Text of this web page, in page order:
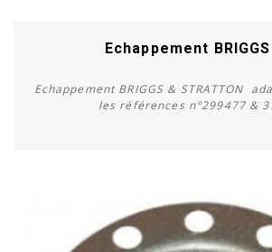
Acheter
Echappement
Echappement BRIGGS & STRATTON
les références n°299477 &